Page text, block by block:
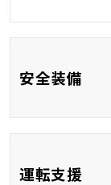
安全装備
運転支援